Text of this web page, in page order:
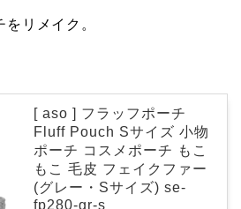
リメイク。
[ aso ] フラッフポーチ
Fluff Pouch Sサイズ 小物
ポーチ コスメポーチ もこ
もこ 毛皮 フェイクファー
(グレー・Sサイズ) se-
fp280-gr-s